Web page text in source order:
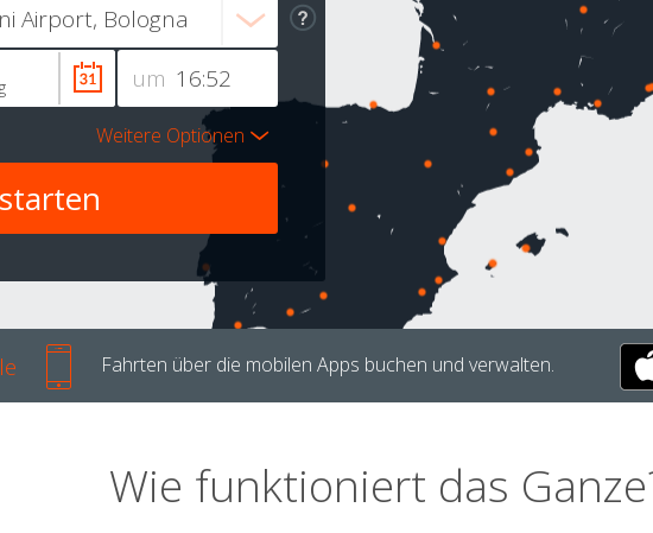
um
Weitere Optionen
Fahrten über die mobilen Apps buchen und verwalten.
Wie funktioniert das